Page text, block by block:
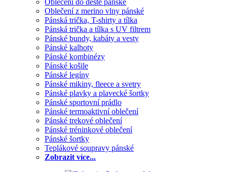
Oblečení do deště pánské
Oblečení z merino vlny pánské
Pánská trička, T-shirty a tílka
Pánská trička a tílka s UV filtrem
Pánské bundy, kabáty a vesty
Pánské kalhoty
Pánské kombinézy
Pánské košile
Pánské legíny
Pánské mikiny, fleece a svetry
Pánské plavky a plavecké šortky
Pánské sportovní prádlo
Pánské termoaktivní oblečení
Pánské trekové oblečení
Pánské tréninkové oblečení
Pánské šortky
Teplákové soupravy pánské
Zobrazit více...